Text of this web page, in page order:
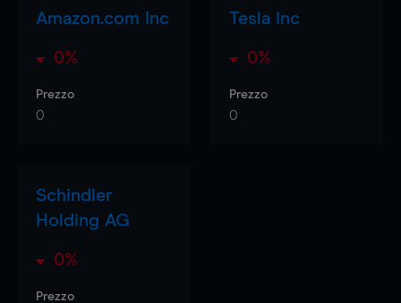
Amazon.com Inc
0%
Prezzo
0
Tesla Inc
0%
Prezzo
0
Schindler
Holding AG
0%
Prezzo